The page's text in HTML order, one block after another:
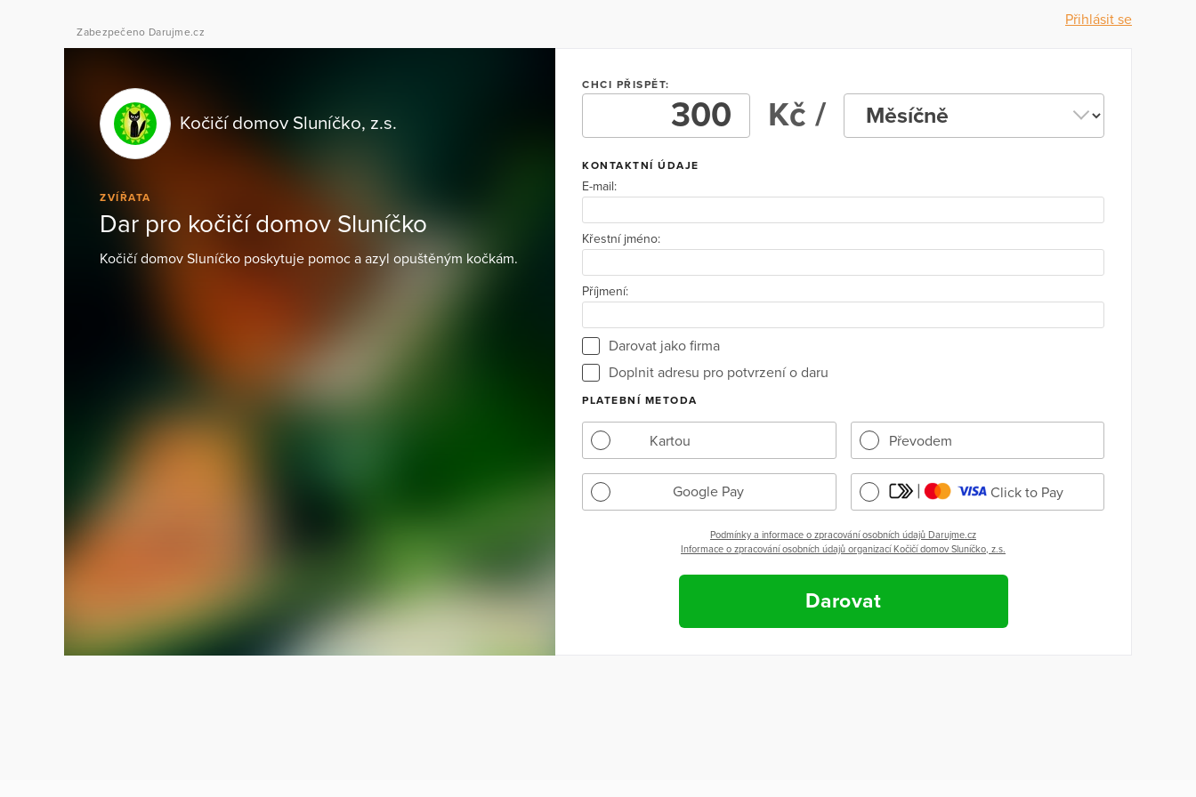
Přihlásit se
Zabezpečeno Darujme.cz
Kočičí domov Sluníčko, z.s.
ZVÍŘATA
Dar pro kočičí domov Sluníčko
Kočičí domov Sluníčko poskytuje pomoc a azyl opuštěným kočkám.
CHCI PŘISPĚT:
Kč /
KONTAKTNÍ ÚDAJE
E-mail:
Křestní jméno:
Příjmení:
Darovat jako firma
Doplnit adresu pro potvrzení o daru
PLATEBNÍ METODA
Kartou Převodem
Google Pay Click to Pay
Podmínky a informace o zpracování osobních údajů Darujme.cz
Informace o zpracování osobních údajů organizací Kočičí domov Sluníčko, z.s.
Darovat